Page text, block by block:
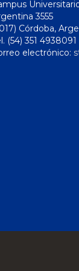
3555
Córdoba,
(54) 351 4938091
electrónico: